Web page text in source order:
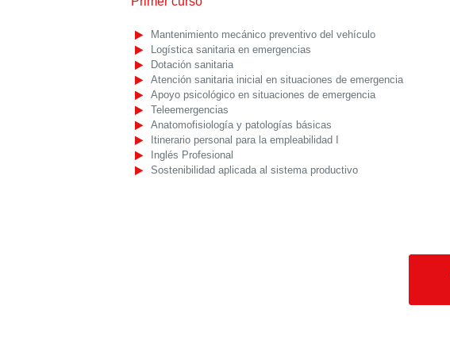
Mantenimiento mecánico preventivo del vehículo
Logística sanitaria en emergencias
Dotación sanitaria
Atención sanitaria inicial en situaciones de emergencia
Apoyo psicológico en situaciones de emergencia
Teleemergencias
Anatomofisiología y patologías básicas
Itinerario personal para la empleabilidad I
Inglés Profesional
Sostenibilidad aplicada al sistema productivo